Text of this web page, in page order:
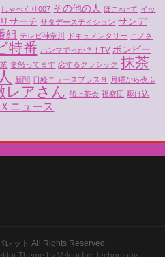
しゃべくり007 その他の人 ほこ×たて イッ
サーチ サタデーステイション サンデ
組 テレビ神奈川 ドキュメンタリー ニノさ
特番 ホンマでっか？！TV ボンビー
妻怒ってます 恋するクラシック 抹茶
新聞 日経ニュースプラス９
月曜から夜ふ
レアさん 船上茶会 視察団 駆け込
ニュース
レット All Rights Reserved.